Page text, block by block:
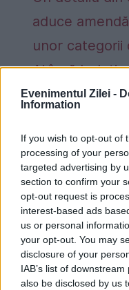
Evenimentul Zilei -
Information
If you wish to opt-out of
processing of your
targeted advertising by
section to confirm your
opt-out request is
interest-based ads
us or personal
your opt-out. You may
disclosure of your
IAB’s list of
also be disclosed by us
aduce
unor categorii
Ai încă
nu îl vei mai
alimente